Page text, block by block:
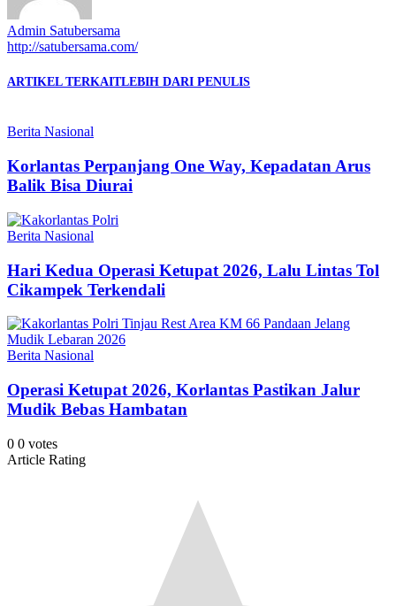
Admin Satubersama
http://satubersama.com/
ARTIKEL TERKAITLEBIH DARI PENULIS
Berita Nasional
Korlantas Perpanjang One Way, Kepadatan Arus
Balik Bisa Diurai
Berita Nasional
Hari Kedua Operasi Ketupat 2026, Lalu Lintas Tol
Cikampek Terkendali
Berita Nasional
Operasi Ketupat 2026, Korlantas Pastikan Jalur
Mudik Bebas Hambatan
0 0 votes
Article Rating